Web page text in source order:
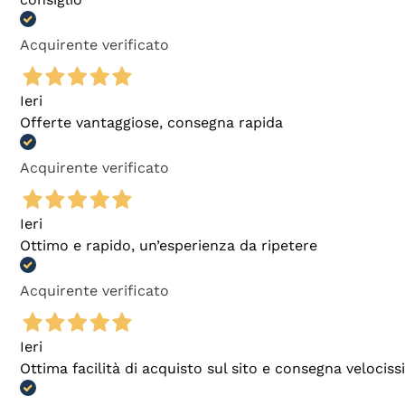
Acquirente verificato
Ieri
Offerte vantaggiose, consegna rapida
Acquirente verificato
Ieri
Ottimo e rapido, un’esperienza da ripetere
Acquirente verificato
Ieri
Ottima facilità di acquisto sul sito e consegna